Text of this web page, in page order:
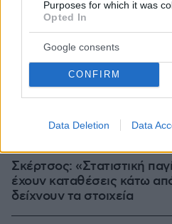
Purposes for which it was
Opted In
Google consents
CONFIRM
Data Deletion Data
Σκέρτσος: «Στατιστική
έχουν καταθέσεις κάτω
δείχνουν τα στοιχεία
09.08.2026, 14:39